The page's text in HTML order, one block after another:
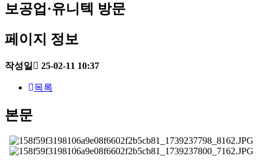
보공업·유니텍 방문
페이지 정보
작성일 25-02-11 10:37
목록
본문